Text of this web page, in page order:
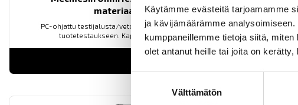
Käytämme evästeitä tarjoamamme
ja kävijämäärämme
kumppaneillemme tietoja siitä,
olet antanut heille tai joita on
Välttämätön
materiaalitesteri
PC-ohjattu testijalusta/vetovoimatesteri materiaali- ja
tuotetestaukseen. Kapasiteetit: 2,5 N...25 kN